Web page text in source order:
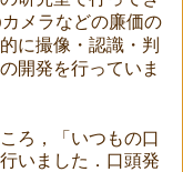
カメラなどの廉価の
に撮像・認識・判
開発を行っていま
ろ，「いつもの口
いました． 口頭発